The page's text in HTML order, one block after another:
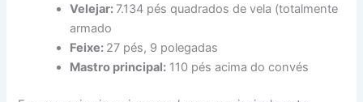
Velejar: 7.134 pés quadrados de vela (totalmente
armado
Feixe: 27 pés, 9 polegadas
Mastro principal: 110 pés acima do convés